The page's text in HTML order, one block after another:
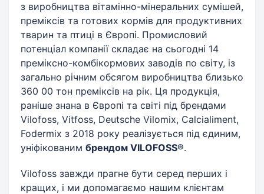
з виробництва вітамінно-мінеральних сумішей,
преміксів та готових кормів для продуктивних
тварин та птиці в Європі. Промисловий
потенціал компанії складає на сьогодні 14
преміксно-комбікормових заводів по світу, із
загально річним обсягом виробництва близько
360 00 тон преміксів на рік. Ця продукція,
раніше знана в Європі та світі під брендами
Vilofoss, Vitfoss, Deutsche Vilomix, Calcialiment,
Fodermix з 2018 року реалізується під єдиним,
уніфікованим брендом VILOFOSS®.
Vilofoss завжди прагне бути серед перших і
кращих, і ми допомагаємо нашим клієнтам